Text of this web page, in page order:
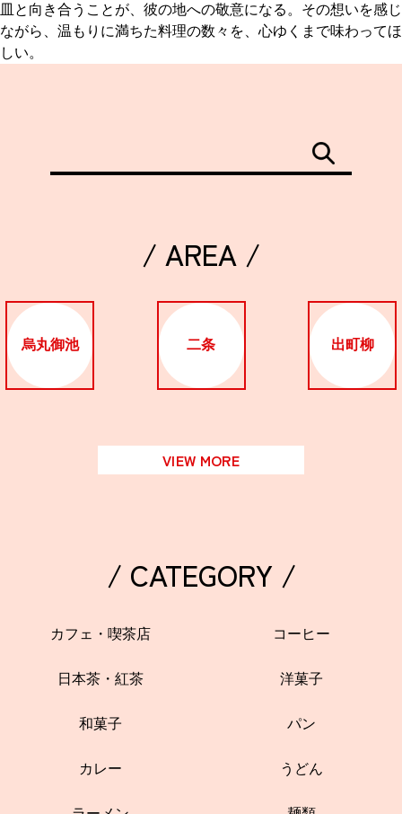
皿と向き合うことが、彼の地への敬意になる。その想いを感じ
ながら、温もりに満ちた料理の数々を、心ゆくまで味わってほ
しい。
/ AREA /
烏丸御池 二条 出町柳
VIEW MORE
/ CATEGORY /
カフェ・喫茶店 コーヒー
日本茶・紅茶 洋菓子
和菓子 パン
カレー うどん